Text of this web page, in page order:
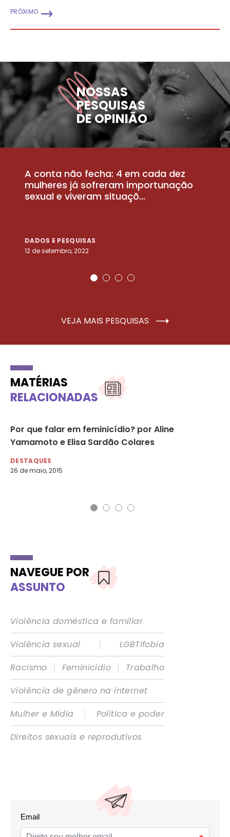
PRÓXIMO
NOSSAS
PESQUISAS
DE OPINIÃO
A conta não fecha: 4 em cada dez
mulheres já sofreram importunação
sexual e viveram situaçõ...
DADOS E PESQUISAS
12 de setembro, 2022
VEJA MAIS PESQUISAS
MATÉRIAS
RELACIONADAS
Por que falar em feminicídio? por Aline
Yamamoto e Elisa Sardão Colares
DESTAQUES
26 de maio, 2015
NAVEGUE POR
ASSUNTO
Violência doméstica e familiar
Violência sexual
|
LGBTIfobia
Racismo
| Feminicídio |
Trabalho
Violência de gênero na internet
Mulher e Mídia
|
Política e poder
Direitos sexuais e reprodutivos